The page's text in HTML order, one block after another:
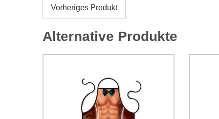
Vorheriges Produkt
Alternative Produkte